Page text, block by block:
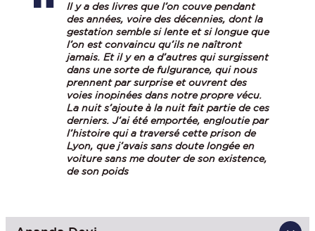
Il y a des livres que l’on couve pendant
des années, voire des décennies, dont la
gestation semble si lente et si longue que
l’on est convaincu qu’ils ne naîtront
jamais. Et il y en a d’autres qui surgissent
dans une sorte de fulgurance, qui nous
prennent par surprise et ouvrent des
voies inopinées dans notre propre vécu.
La nuit s’ajoute à la nuit fait partie de ces
derniers. J’ai été emportée, engloutie par
l’histoire qui a traversé cette prison de
Lyon, que j’avais sans doute longée en
voiture sans me douter de son existence,
de son poids